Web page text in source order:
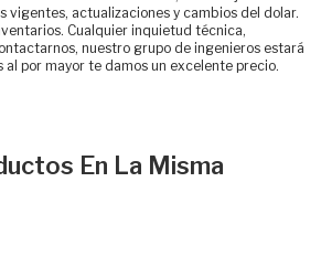
vigentes, actualizaciones y cambios del dolar.
Cualquier inquietud técnica,
nuestro grupo de ingenieros estará
al por mayor te damos un excelente precio.
En La Misma